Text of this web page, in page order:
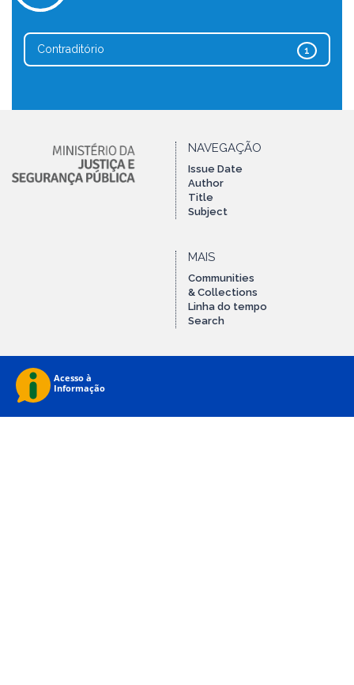
1
Contraditório
NAVEGAÇÃO
Issue Date
Author
Title
Subject
MAIS
Communities
& Collections
Linha do tempo
Search